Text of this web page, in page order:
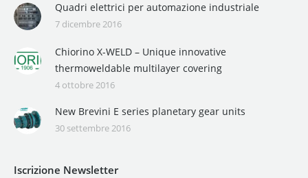
Quadri elettrici per automazione industriale
7 dicembre 2016
Chiorino X-WELD – Unique innovative
thermoweldable multilayer covering
4 ottobre 2016
New Brevini E series planetary gear units
30 settembre 2016
Iscrizione Newsletter